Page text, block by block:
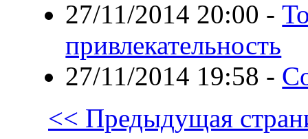
27/11/2014 20:00 -
привлекательность
27/11/2014 19:58 -
<< Предыдущая